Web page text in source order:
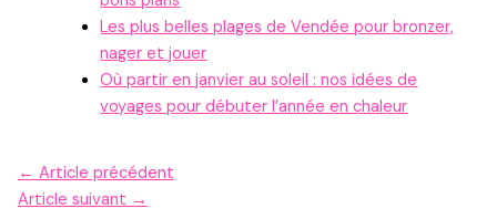
Les plus belles plages de Vendée pour bronzer,
nager et jouer
Où partir en janvier au soleil : nos idées de
voyages pour débuter l’année en chaleur
← Article précédent
Article suivant →